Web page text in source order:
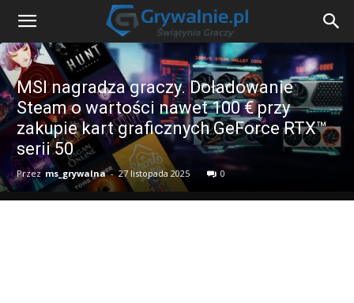
MSI nagradza graczy. Doładowanie
Steam o wartości nawet 100 € przy
zakupie kart graficznych GeForce RTX™
serii 50
Przez ms_grywalna - 27 listopada 2025 0